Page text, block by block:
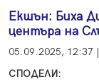
Екшън: Биха
центъра на
05.09.2025,
СПОДЕЛИ: